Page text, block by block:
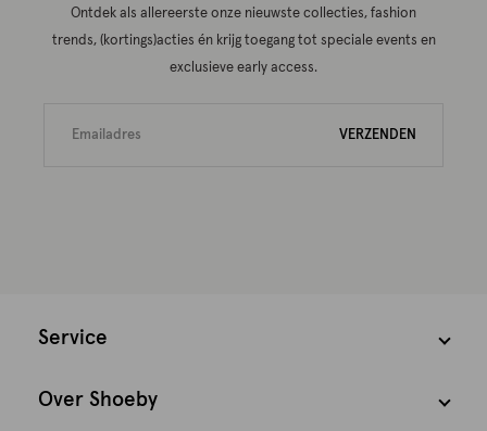
Ontdek als allereerste onze nieuwste collecties, fashion
trends, (kortings)acties én krijg toegang tot speciale events en
exclusieve early access.
VERZENDEN
Service
Over Shoeby